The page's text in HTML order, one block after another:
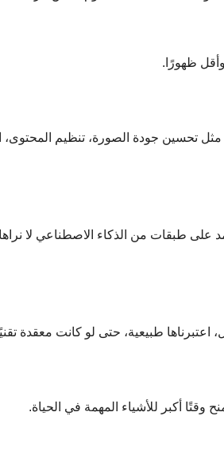
وأقل ظهورًا.
مثل تحسين جودة الصورة، تنظيم المحتوى،
على طبقات من الذكاء الاصطناعي لا
اعتبرناها طبيعية، حتى لو كانت معقدة
وقتًا أكبر للأشياء المهمة في الحياة.